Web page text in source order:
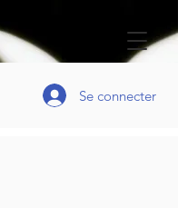
Se connecter